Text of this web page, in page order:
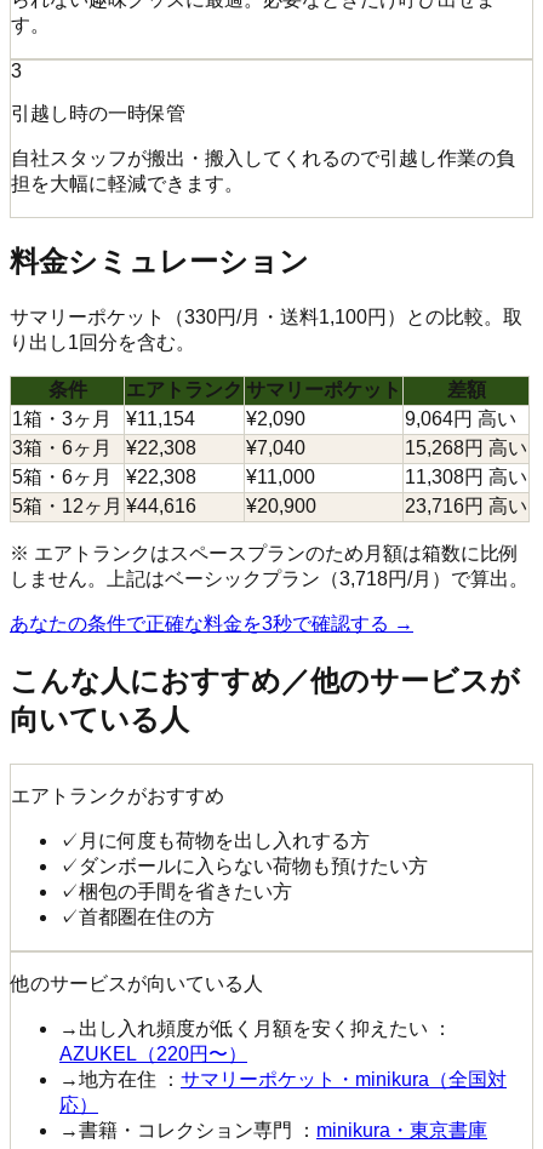
す。
3
引越し時の一時保管
自社スタッフが搬出・搬入してくれるので引越し作業の負
担を大幅に軽減できます。
料金シミュレーション
サマリーポケット（330円/月・送料1,100円）との比較。取
り出し1回分を含む。
条件 エアトランク サマリーポケット
差額
1箱・3ヶ月
¥11,154 ¥2,090
9,064円 高い
3箱・6ヶ月
¥22,308 ¥7,040
15,268円 高い
5箱・6ヶ月
¥22,308 ¥11,000
11,308円 高い
5箱・12ヶ月 ¥44,616 ¥20,900 23,716円 高い
※ エアトランクはスペースプランのため月額は箱数に比例
しません。上記はベーシックプラン（3,718円/月）で算出。
あなたの条件で正確な料金を3秒で確認する →
こんな人におすすめ／他のサービスが
向いている人
エアトランクがおすすめ
✓ 月に何度も荷物を出し入れする方
✓ ダンボールに入らない荷物も預けたい方
✓梱包の手間を省きたい方
✓首都圏在住の方
他のサービスが向いている人
→ 出し入れ頻度が低く月額を安く抑えたい ：
AZUKEL（220円〜）
→地方在住 ： サマリーポケット・minikura（全国対
応）
→書籍・コレクション専門 ： minikura・東京書庫